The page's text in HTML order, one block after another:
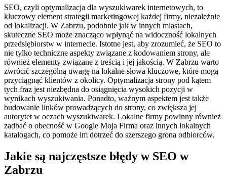
SEO, czyli optymalizacja dla wyszukiwarek internetowych, to
kluczowy element strategii marketingowej każdej firmy, niezależnie
od lokalizacji. W Zabrzu, podobnie jak w innych miastach,
skuteczne SEO może znacząco wpłynąć na widoczność lokalnych
przedsiębiorstw w internecie. Istotne jest, aby zrozumieć, że SEO to
nie tylko techniczne aspekty związane z kodowaniem strony, ale
również elementy związane z treścią i jej jakością. W Zabrzu warto
zwrócić szczególną uwagę na lokalne słowa kluczowe, które mogą
przyciągnąć klientów z okolicy. Optymalizacja strony pod kątem
tych fraz jest niezbędna do osiągnięcia wysokich pozycji w
wynikach wyszukiwania. Ponadto, ważnym aspektem jest także
budowanie linków prowadzących do strony, co zwiększa jej
autorytet w oczach wyszukiwarek. Lokalne firmy powinny również
zadbać o obecność w Google Moja Firma oraz innych lokalnych
katalogach, co pomoże im dotrzeć do szerszego grona odbiorców.
Jakie są najczęstsze błędy w SEO w
Zabrzu